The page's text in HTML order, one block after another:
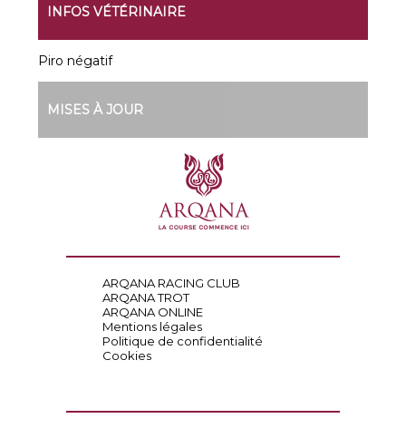
INFOS VÉTÉRINAIRE
Piro négatif
MISES À JOUR
ARQANA RACING CLUB
ARQANA TROT
ARQANA ONLINE
Mentions légales
Politique de confidentialité
Cookies